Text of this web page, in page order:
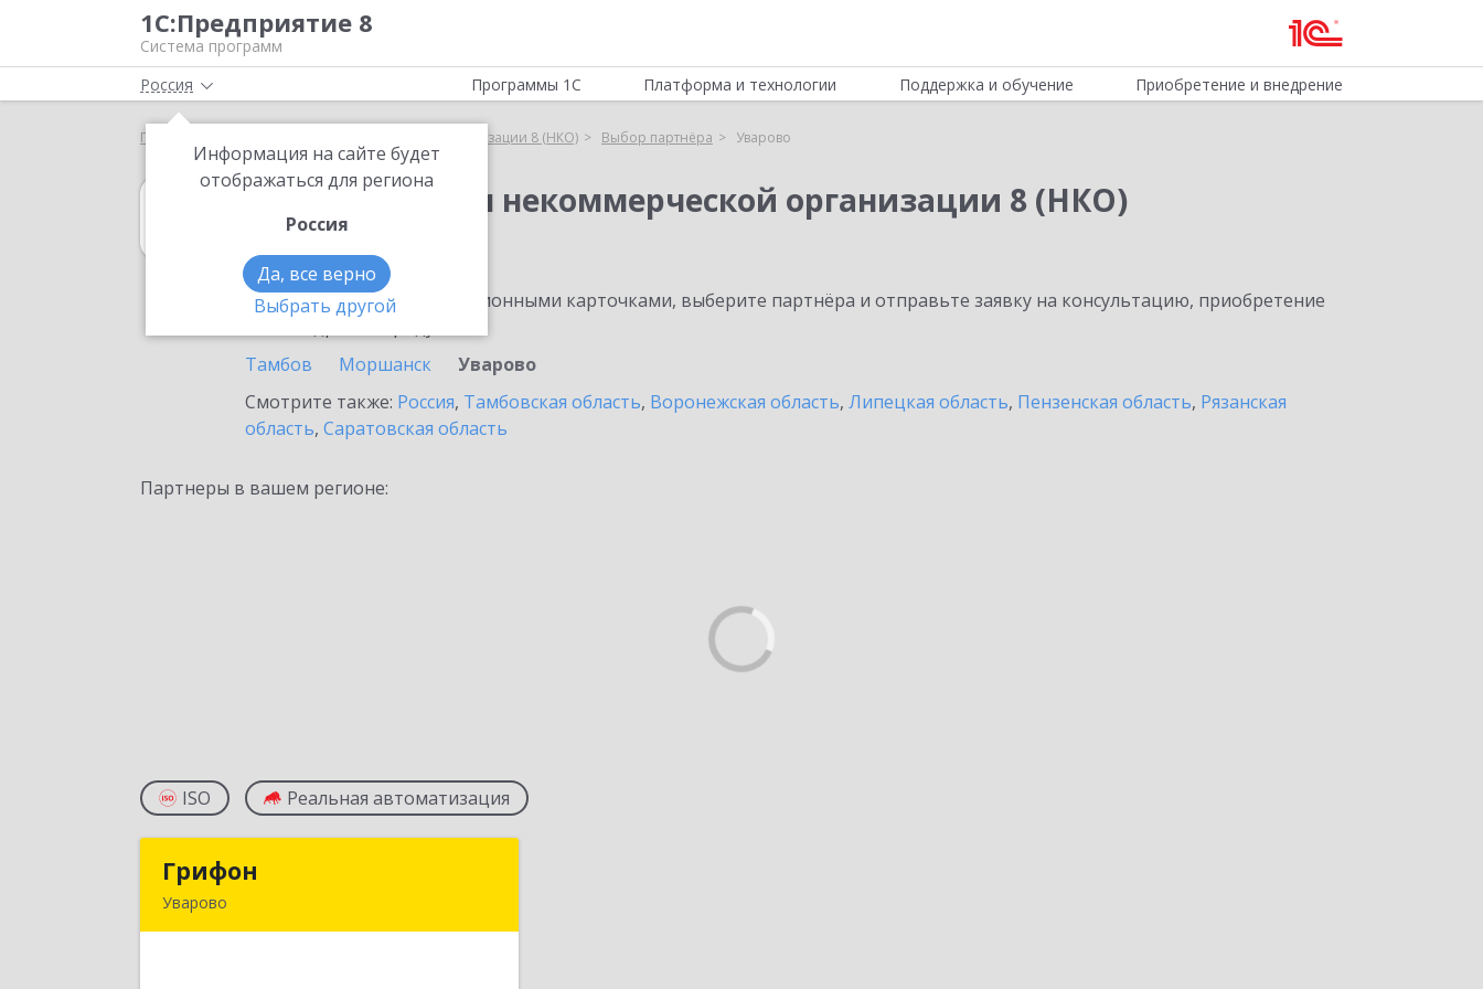
1С:Предприятие 8
Система программ
Россия
Информация на сайте будет
отображаться для региона
Россия
Да, все верно
Выбрать другой
Программы 1С Платформа и технологии Поддержка и обучение Приобретение и внедрение
Главная 1С:Бухгалтерия некоммерческой организации 8 (НКО) Выбор партнёра Уварово
1С:Бухгалтерия некоммерческой организации 8 (НКО)
в Уварово
Ознакомьтесь с информационными карточками, выберите партнёра и отправьте заявку на консультацию, приобретение
Тамбов
Моршанск
Уварово
Смотрите также: Россия, Тамбовская область, Воронежская область, Липецкая область, Пензенская область, Рязанская
область, Саратовская область
Партнеры в вашем регионе:
ISO Реальная автоматизация
Грифон
Уварово